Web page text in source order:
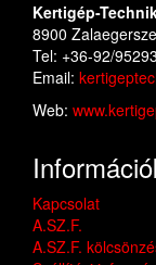
Kertigép-
8900
Tel: +36-92/
Email:
Web:
Kapcsolat
A.SZ.F.
A.SZ.F.